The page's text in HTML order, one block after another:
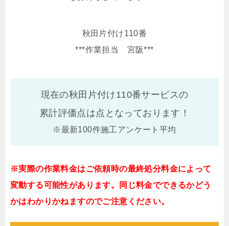
秋田片付け110番
***作業担当 宮阪***
現在の秋田片付け110番サービスの
累計評価点は点となっております！
※最新100件施工アンケート平均
※実際の作業料金はご依頼時の最終処分料金によって
変動する可能性があります。同じ料金でできるかどう
かはわかりかねますのでご注意ください。